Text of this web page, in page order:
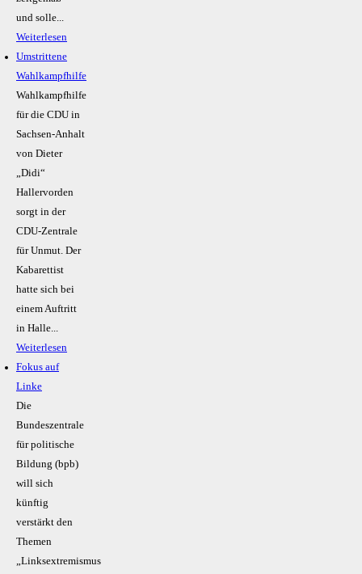
und solle...
Weiterlesen
Umstrittene
Wahlkampfhilfe
Wahlkampfhilfe
für die CDU in
Sachsen-Anhalt
von Dieter
„Didi“
Hallervorden
sorgt in der
CDU-Zentrale
für Unmut. Der
Kabarettist
hatte sich bei
einem Auftritt
in Halle...
Weiterlesen
Fokus auf
Linke
Die
Bundeszentrale
für politische
Bildung (bpb)
will sich
künftig
verstärkt den
Themen
„Linksextremismus